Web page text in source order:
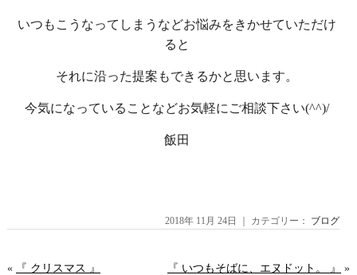
いつもこうなってしまうなどお悩みをきかせていただけ
ると
それに沿った提案もできるかと思います。
今気になっていることなどお気軽にご相談下さい(^^)/
飯田
2018年 11月 24日 ｜ カテゴリー： ブログ
« 『 クリスマス 』 『 いつもそばに、エヌドット。 』 »